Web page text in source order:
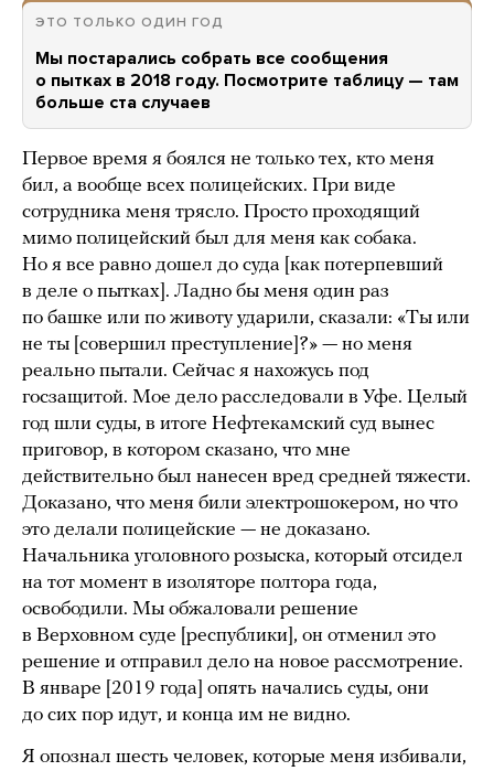
ЭТО ТОЛЬКО ОДИН ГОД
Мы постарались собрать все сообщения
о пытках в 2018 году. Посмотрите таблицу — там
больше ста случаев
Первое время я боялся не только тех, кто меня
бил, а вообще всех полицейских. При виде
сотрудника меня трясло. Просто проходящий
мимо полицейский был для меня как собака.
Но я все равно дошел до суда [как потерпевший
в деле о пытках]. Ладно бы меня один раз
по башке или по животу ударили, сказали: «Ты или
не ты [совершил преступление]?» — но меня
реально пытали. Сейчас я нахожусь под
госзащитой. Мое дело расследовали в Уфе. Целый
год шли суды, в итоге Нефтекамский суд вынес
приговор, в котором сказано, что мне
действительно был нанесен вред средней тяжести.
Доказано, что меня били электрошокером, но что
это делали полицейские — не доказано.
Начальника уголовного розыска, который отсидел
на тот момент в изоляторе полтора года,
освободили. Мы обжаловали решение
в Верховном суде [республики], он отменил это
решение и отправил дело на новое рассмотрение.
В январе [2019 года] опять начались суды, они
до сих пор идут, и конца им не видно.
Я опознал шесть человек, которые меня избивали,